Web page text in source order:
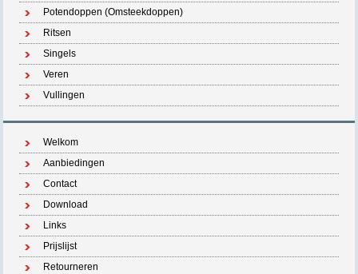
Potendoppen (Omsteekdoppen)
Ritsen
Singels
Veren
Vullingen
Welkom
Aanbiedingen
Contact
Download
Links
Prijslijst
Retourneren